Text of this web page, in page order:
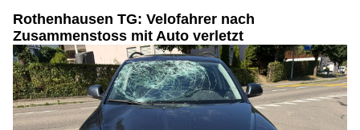
Rothenhausen TG: Velofahrer nach
Zusammenstoss mit Auto verletzt